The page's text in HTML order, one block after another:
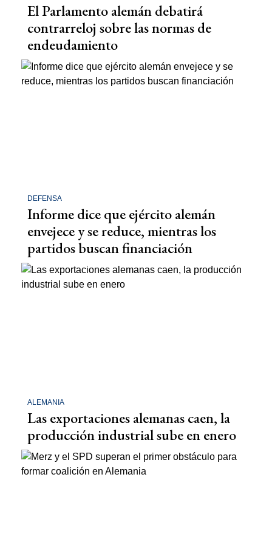
El Parlamento alemán debatirá
contrarreloj sobre las normas de
endeudamiento
DEFENSA
Informe dice que ejército alemán
envejece y se reduce, mientras los
partidos buscan financiación
ALEMANIA
Las exportaciones alemanas caen, la
producción industrial sube en enero